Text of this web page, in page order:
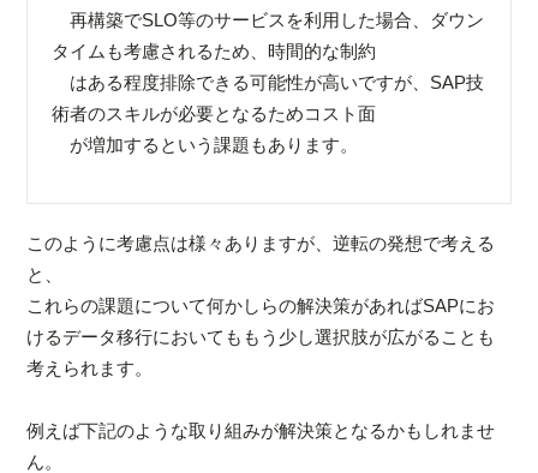
再構築でSLO等のサービスを利用した場合、ダウン
タイムも考慮されるため、時間的な制約
はある程度排除できる可能性が高いですが、SAP技
術者のスキルが必要となるためコスト面
が増加するという課題もあります。
このように考慮点は様々ありますが、逆転の発想で考える
と、
これらの課題について何かしらの解決策があればSAPにお
けるデータ移行においてももう少し選択肢が広がることも
考えられます。
例えば下記のような取り組みが解決策となるかもしれませ
ん。